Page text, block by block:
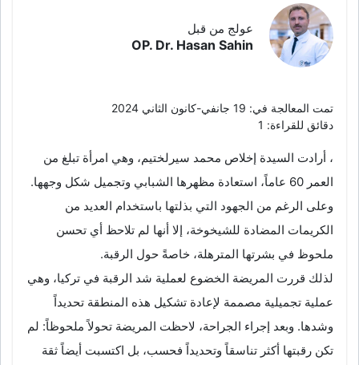
عولج من قبل
OP. Dr. Hasan Sahin
تمت المعالجة في: 19 جانفي-كانون الثاني 2024
دقائق للقراءة: 1
، أرادت السيدة إخلاص محمد سيرلختيم، وهي امرأة تبلغ من
العمر 60 عاماً، استعادة مظهرها الشبابي وتجميل شكل وجهها.
وعلى الرغم من الجهود التي بذلتها باستخدام العديد من
الكريمات المضادة للشيخوخة، إلا أنها لم تلاحظ أي تحسن
ملحوظ في بشرتها المترهلة، خاصةً حول الرقبة.
لذلك قررت المريضة الخضوع لعملية شد الرقبة في تركيا، وهي
عملية تجميلية مصممة لإعادة تشكيل هذه المنطقة تحديداً
وشدها. وبعد إجراء الجراحة، لاحظت المريضة تحولاً ملحوظاً: لم
تكن رقبتها أكثر تناسقاً وتحديداً فحسب، بل اكتسبت أيضاً ثقة